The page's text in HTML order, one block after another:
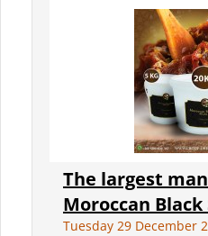
The largest
Moroccan Black
Tuesday 29 December